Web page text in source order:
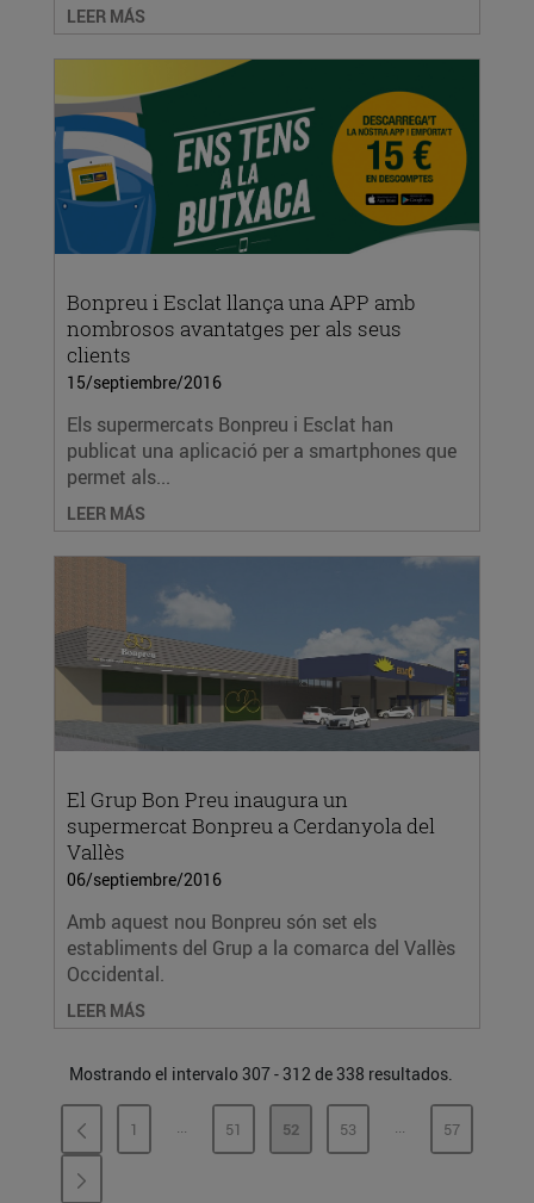
LEER MÁS
Bonpreu i Esclat llança una APP amb
nombrosos avantatges per als seus
clients
15/septiembre/2016
Els supermercats Bonpreu i Esclat han
publicat una aplicació per a smartphones que
permet als...
LEER MÁS
El Grup Bon Preu inaugura un
supermercat Bonpreu a Cerdanyola del
Vallès
06/septiembre/2016
Amb aquest nou Bonpreu són set els
establiments del Grup a la comarca del Vallès
Occidental.
LEER MÁS
Mostrando el intervalo 307 - 312 de 338 resultados.
PÁGINA
1 ...PÁGINAS INTERMEDIAS
PÁGINA
51 PÁGINA
52 PÁGINA
53 ...PÁGINASPÁGINA
57